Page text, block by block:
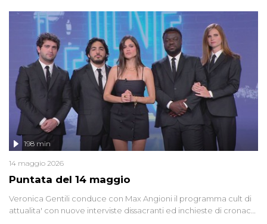
'90 e il 2000 che, inquietantemente, potrebbe essere ancora in
libertà. Lo speciale affronta inoltre le zone d'ombra sul Mostro di
Firenze, le cui responsabilità appaiono ancora oggi avvolte in un
groviglio di dubbi mai chiariti. Nel corso dello speciale anche
l'intervista inedita a Olindo Romano, realizzata ne...
Puntata del 14 maggio
198 min
14 maggio 2026
Veronica Gentili conduce con Max Angioni il programma cult di
attualita' con nuove interviste dissacranti ed inchieste di cronaca